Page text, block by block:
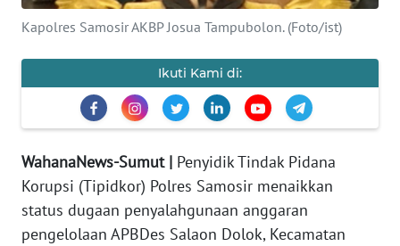
Kapolres Samosir AKBP Josua Tampubolon. (Foto/ist)
Ikuti Kami di:
WahanaNews-Sumut | Penyidik Tindak Pidana
Korupsi (Tipidkor) Polres Samosir menaikkan
status dugaan penyalahgunaan anggaran
pengelolaan APBDes Salaon Dolok, Kecamatan
PEDOMAN
KARIR
DISCLAIMER